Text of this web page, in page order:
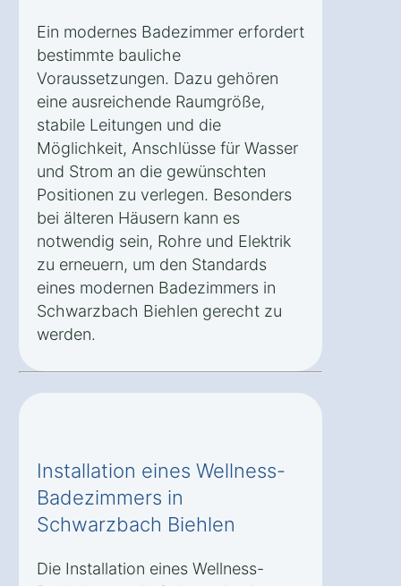
Ein modernes Badezimmer erfordert
bestimmte bauliche
Voraussetzungen. Dazu gehören
eine ausreichende Raumgröße,
stabile Leitungen und die
Möglichkeit, Anschlüsse für Wasser
und Strom an die gewünschten
Positionen zu verlegen. Besonders
bei älteren Häusern kann es
notwendig sein, Rohre und Elektrik
zu erneuern, um den Standards
eines modernen Badezimmers in
Schwarzbach Biehlen gerecht zu
werden.
Installation eines Wellness-
Badezimmers in
Schwarzbach Biehlen
Die Installation eines Wellness-